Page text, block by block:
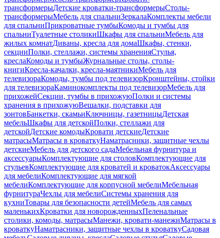
трансформерыДетские кроватки-трансформерыСтолы-
трансформерыМебель для спальниЗеркалаКомплекты мебели
для спальниПрикроватные тумбыКомоды и тумбы для
спальниТуалетные столикиШкафы для спальниМебель для
жилых комнатДиваны, кресла для домаШкафы, стенки,
секцииПолки, стеллажи, системы храненияСтулья,
креслаКомоды и тумбыЖурнальные столы, столы-
книгиКресла-качалки, кресла-маятникиМебель для
телевизораКомоды, тумбы под телевизорКронштейны, стойки
для телевизораКаминокомплекты под телевизорМебель для
прихожейСекции, тумбы в прихожуюПолки и системы
хранения в прихожуюВешалки, подставки для
зонтовБанкетки, скамьиКлючницы, газетницыДетская
мебельШкафы для детскойПолки, стеллажи для
детскойДетские комодыКровати детскиеДетские
матрасыМатрасы в кроваткуНаматрасники, защитные чехлы
детскиеМебель для детского садаМебельная фурнитура и
аксессуарыКомплектующие для столовКомплектующие для
стульевКомплектующие для кроватей и кроватокАксессуары
для мебелиКомплектующие для мягкой
мебелиКомплектующие для корпусной мебелиМебельная
фурнитураЧехлы для мебелиСистемы хранения для
кухниТовары для безопасности детейМебель для самых
маленькихКроватки для новорожденныхПеленальные
столики, комоды, матрасыМанежи, кровати-манежиМатрасы в
кроваткуНаматрасники, защитные чехлы в кроваткуСадовая